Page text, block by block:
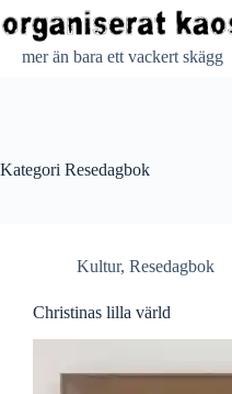
till
innehållmer än bara ett vackert skägg
Kategori Resedagbok
Kultur, Resedagbok
Christinas lilla värld